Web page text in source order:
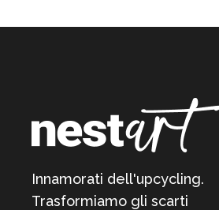
Innamorati dell'upcycling.
Trasformiamo gli scarti